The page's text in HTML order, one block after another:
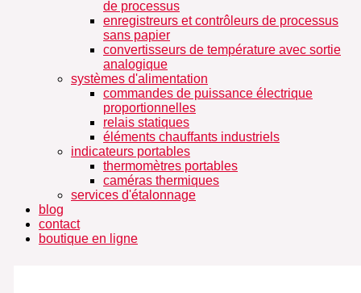
de processus
enregistreurs et contrôleurs de processus
sans papier
convertisseurs de température avec sortie
analogique
systèmes d'alimentation
commandes de puissance électrique
proportionnelles
relais statiques
éléments chauffants industriels
indicateurs portables
thermomètres portables
caméras thermiques
services d'étalonnage
blog
contact
boutique en ligne